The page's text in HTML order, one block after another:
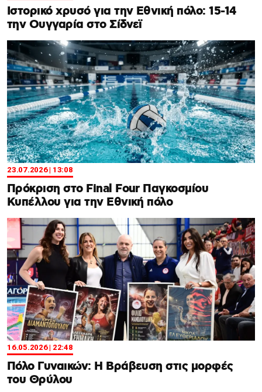
Ιστορικό χρυσό για την Εθνική πόλο: 15-14
την Ουγγαρία στο Σίδνεϊ
23.07.2026 | 13:08
Πρόκριση στο Final Four Παγκοσμίου
Κυπέλλου για την Εθνική πόλο
16.05.2026 | 22:48
Πόλο Γυναικών: Η Βράβευση στις μορφές
του Θρύλου